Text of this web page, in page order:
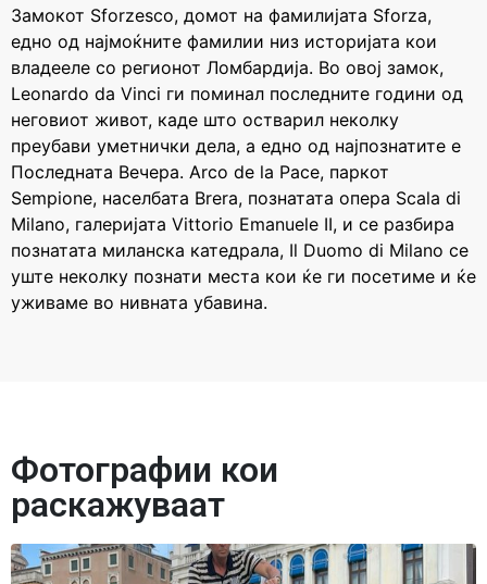
Замокот Sforzesco, домот на фамилијата Sforza,
едно од најмоќните фамилии низ историјата кои
владееле со регионот Ломбардија. Во овој замок,
Leonardo da Vinci ги поминал последните години од
неговиот живот, каде што остварил неколку
преубави уметнички дела, а едно од најпознатите е
Последната Вечера. Arco de la Pace, паркот
Sempione, населбата Brera, познатата опера Scala di
Milano, галеријата Vittorio Emanuele II, и се разбира
познатата миланска катедрала, Il Duomo di Milano се
уште неколку познати места кои ќе ги посетиме и ќе
уживаме во нивната убавина.
Фотографии кои
раскажуваат